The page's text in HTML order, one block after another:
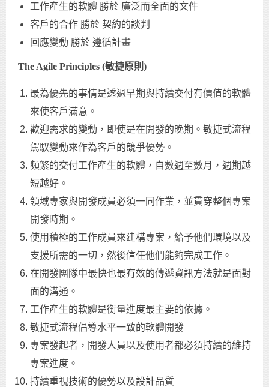
工作產生的軟體 勝於 廣泛而全面的文件
客戶的合作 勝於 契約的談判
回應變動 勝於 遵循計畫
The Agile Principles (敏捷原則)
最為優先的事情是透過早期與持續交付有價值的軟體
來使客戶滿意。
歡迎需求的變動，即使是在開發的晚期。敏捷式流程
駕馭變動來作為客戶的競爭優勢。
頻繁的交付工作產生的軟體，自數週至數月，週期越
短越好。
領域專家與開發成員必須一同作業，並貫穿整個專案
開發時期。
使用積極的工作成員來建構專案，給予他們環境以及
支援所需的一切，然後信任他們能夠完成工作。
在開發團隊中最快也最有效的傳遞資訊方法就是面對
面的溝通。
工作產生的軟體是衡量進度最主要的依據。
敏捷式流程倡導水平一致的軟體開發
專案發起者，開發人員以及使用者都必須持續的維持
專案進度。
持續重視技術的優勢以及設計品質